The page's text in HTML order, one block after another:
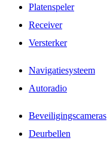
Platenspeler
Receiver
Versterker
Navigatiesysteem
Autoradio
Beveiligingscameras
Deurbellen